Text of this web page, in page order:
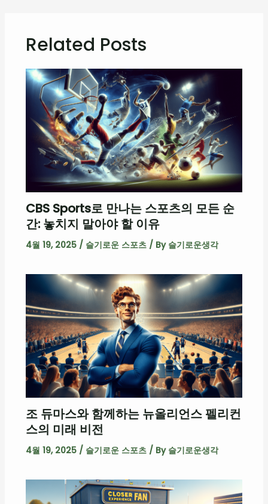
Related Posts
CBS Sports로 만나는 스포츠의 모든 순
간: 놓치지 말아야 할 이유
4월 19, 2025 / 슬기로운 스포츠/ By 슬기로운생각
조 듀마스와 함께하는 뉴올리언스 펠리컨
스의 미래 비전
4월 19, 2025 / 슬기로운 스포츠/ By 슬기로운생각